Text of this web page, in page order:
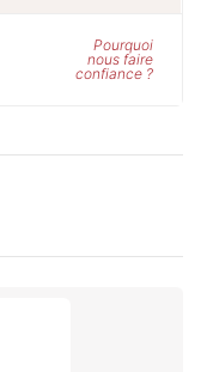
Pourquoi
nous faire
confiance ?